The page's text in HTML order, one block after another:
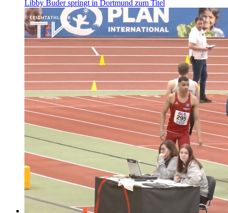
Libby Buder springt in Dortmund zum Titel